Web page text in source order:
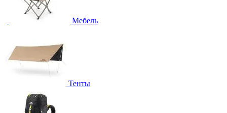
Мебель
Тенты